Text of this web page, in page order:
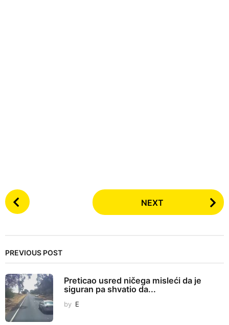
P
o
P
g
i
n
a
NEXT
PREVIOUS POST
Preticao usred ničega misleći da je
siguran pa shvatio da...
by E